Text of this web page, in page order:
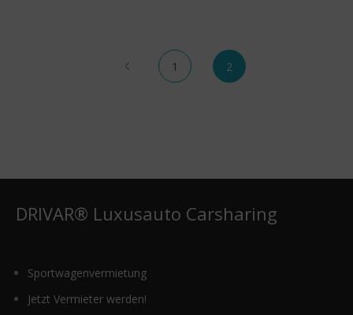
1 2
DRIVAR® Luxusauto Carsharing
Sportwagenvermietung
Jetzt Vermieter werden!